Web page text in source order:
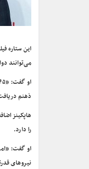
می‌توانند
ذهنم
هاپکینز
را دارد.
او گفت:
نیروهای